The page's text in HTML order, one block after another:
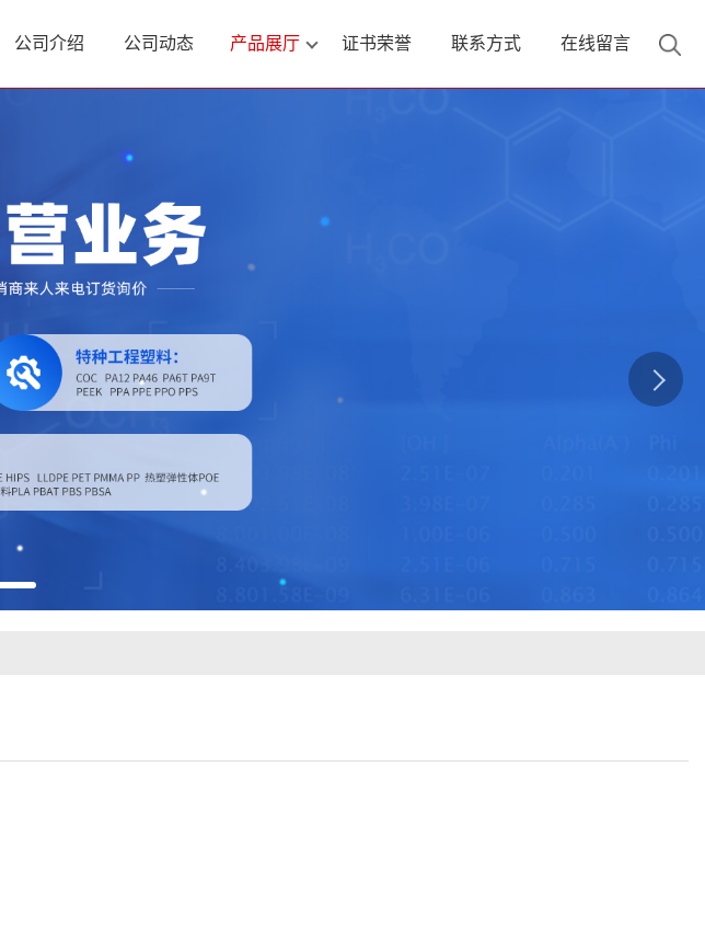
公司介绍 公司动态 产品展厅 证书荣誉 联系方式 在线留言